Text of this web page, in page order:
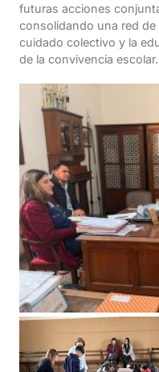
futuras acciones
consolidando una red
cuidado colectivo y la
de la convivencia escolar.